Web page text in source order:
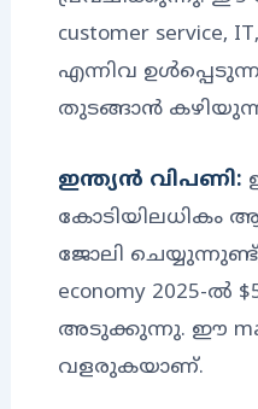
customer service,
എന്നിവ
തുടങ്ങാൻ
ഇന്ത്യൻ വിപണി:
കോടിയിലധികം
ജോലി ചെയ്യുന്നുണ്ട്,
economy 2025-ൽ
അടുക്കുന്നു. ഈ
വളരുകയാണ്.